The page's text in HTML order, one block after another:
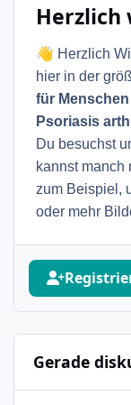
Herzlich
👋 Herzlich
hier in der
für
Psoriasis
Du besuchst
kannst manch
zum Beispiel,
oder mehr
Gerade